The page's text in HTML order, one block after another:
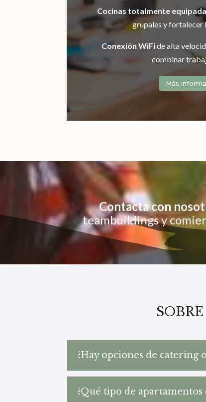
Cocinas totalmente
grupales y fortalecer
Conexión WiFide alta
combinar
Más
Contacta con
teambuildings y
¿Hay opciones de catering
¿Qué tipo de